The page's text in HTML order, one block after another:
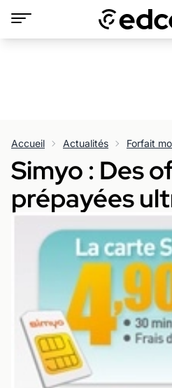
Accueil Actualités Forfait
Simyo : Des
prépayées